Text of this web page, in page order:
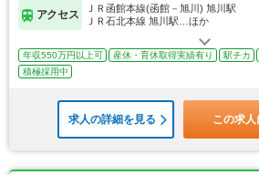
アクセス
ＪＲ函館本線(函館－旭川) 旭川駅
ＪＲ石北本線 旭川駅…ほか
年収550万円以上可 産休・育休取得実績有り 駅チカ
積極採用中
求人の詳細を見る この求